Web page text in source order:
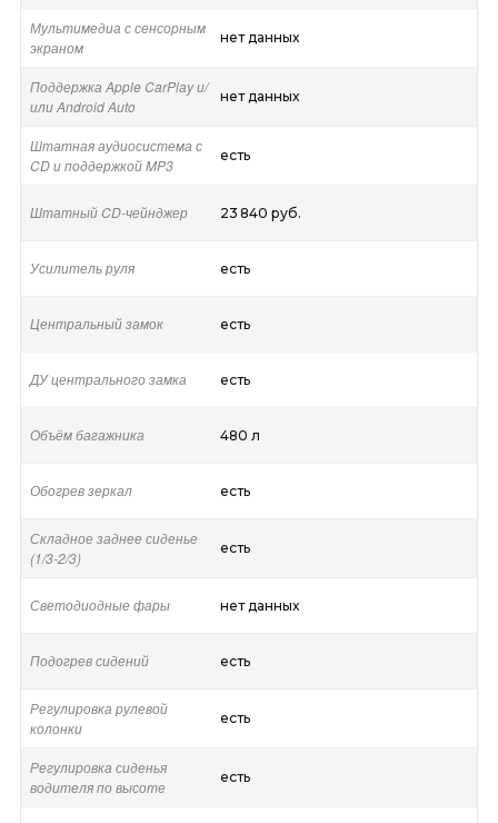
Мультимедиа с сенсорным
экраном
нет данных
Поддержка Apple CarPlay и/
или Android Auto
нет данных
Штатная аудиосистема с
CD и поддержкой MP3
есть
Штатный CD-чейнджер 23 840 руб.
Усилитель руля есть
Центральный замок есть
ДУ центрального замка есть
Объём багажника 480 л
Обогрев зеркал есть
Складное заднее сиденье
(1/3-2/3)
есть
Светодиодные фары нет данных
Подогрев сидений есть
Регулировка рулевой
колонки
есть
Регулировка сиденья
водителя по высоте
есть